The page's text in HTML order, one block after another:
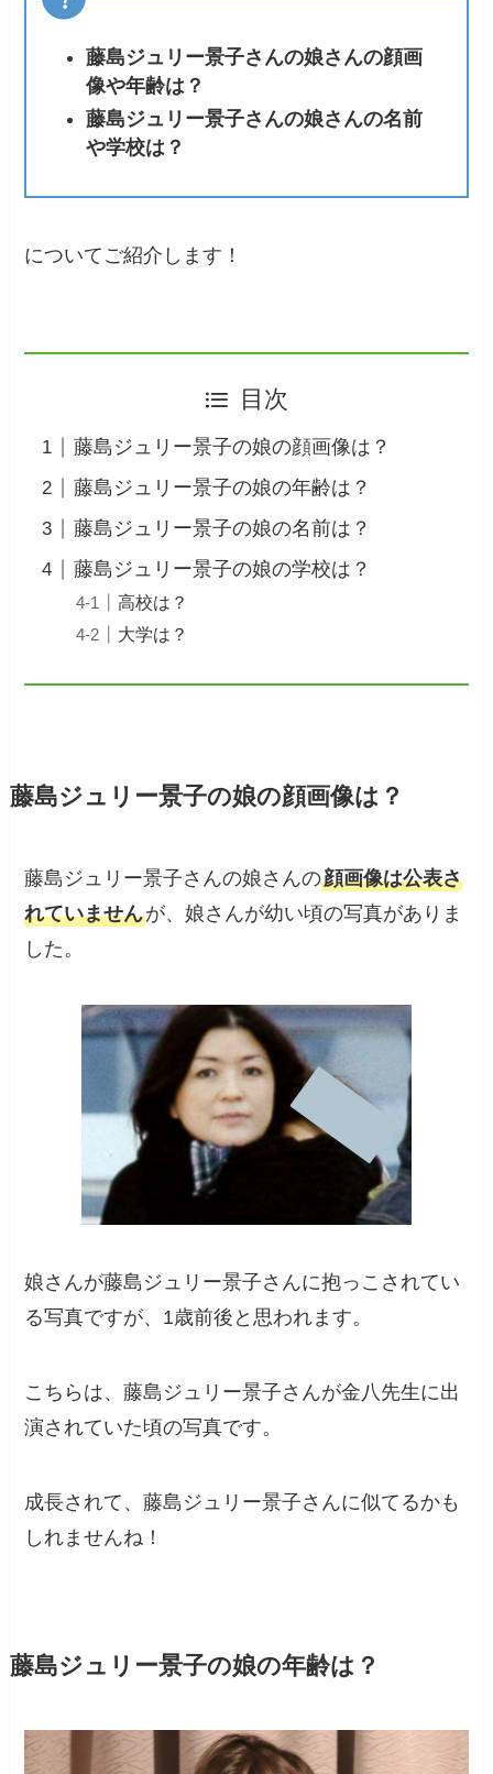
藤島ジュリー景子さんの娘さんの顔画
像や年齢は？
藤島ジュリー景子さんの娘さんの名前
や学校は？
についてご紹介します！
目次
藤島ジュリー景子の娘の顔画像は？
藤島ジュリー景子の娘の年齢は？
藤島ジュリー景子の娘の名前は？
藤島ジュリー景子の娘の学校は？
高校は？
大学は？
藤島ジュリー景子の娘の顔画像は？
藤島ジュリー景子さんの娘さんの顔画像は公表さ
れていませんが、娘さんが幼い頃の写真がありま
した。
娘さんが藤島ジュリー景子さんに抱っこされてい
る写真ですが、1歳前後と思われます。
こちらは、藤島ジュリー景子さんが金八先生に出
演されていた頃の写真です。
成長されて、藤島ジュリー景子さんに似てるかも
しれませんね！
藤島ジュリー景子の娘の年齢は？